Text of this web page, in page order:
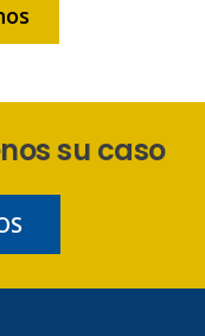
su caso